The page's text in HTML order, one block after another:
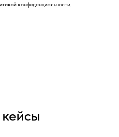
конфиденциальности